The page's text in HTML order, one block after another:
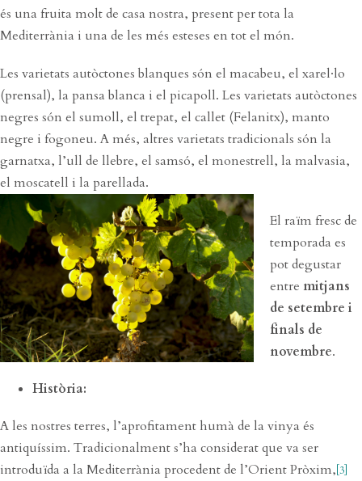
és una fruita molt de casa nostra, present per tota la
Mediterrània i una de les més esteses en tot el món.
Les varietats autòctones blanques són el macabeu, el xarel·lo
(prensal), la pansa blanca i el picapoll. Les varietats autòctones
negres són el sumoll, el trepat, el callet (Felanitx), manto
negre i fogoneu. A més, altres varietats tradicionals són la
garnatxa, l’ull de llebre, el samsó, el monestrell, la malvasia,
el moscatell i la parellada.
El raïm fresc de
temporada es
pot degustar
entre mitjans
de setembre i
finals de
novembre.
Història:
A les nostres terres, l’aprofitament humà de la vinya és
antiquíssim. Tradicionalment s’ha considerat que va ser
introduïda a la Mediterrània procedent de l’Orient Pròxim, [3]